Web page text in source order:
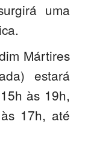
uma
Mártires
estará
às 19h,
17h, até